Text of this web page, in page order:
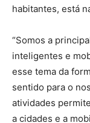
habitantes, está
“Somos a
inteligentes e
esse tema da
sentido para o
atividades
a cidades e a